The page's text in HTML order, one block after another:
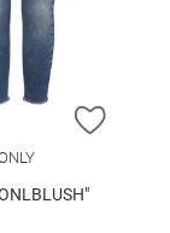
HINZUFÜGEN
ZUR